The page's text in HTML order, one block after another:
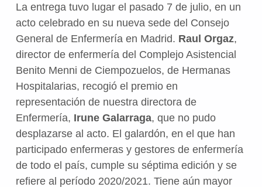
La entrega tuvo lugar el pasado 7 de julio, en un
acto celebrado en su nueva sede del Consejo
General de Enfermería en Madrid. Raul Orgaz,
director de enfermería del Complejo Asistencial
Benito Menni de Ciempozuelos, de Hermanas
Hospitalarias, recogió el premio en
representación de nuestra directora de
Enfermería, Irune Galarraga, que no pudo
desplazarse al acto. El galardón, en el que han
participado enfermeras y gestores de enfermería
de todo el país, cumple su séptima edición y se
refiere al período 2020/2021. Tiene aún mayor